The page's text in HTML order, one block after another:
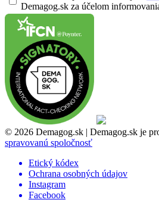
Demagog.sk za účelom
© 2026 Demagog.sk | Demagog.sk je
spravovanú spoločnosť
Etický kódex
Ochrana osobných údajov
Instagram
Facebook